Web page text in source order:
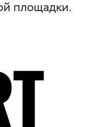
площадки.